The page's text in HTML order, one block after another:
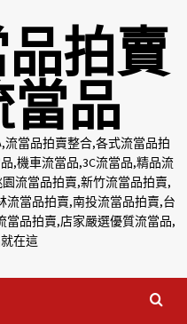
拍賣
品
當品拍賣整合,各式流當品拍
,機車流當品,3C流當品,精品流
流當品拍賣,新竹流當品拍賣,
流當品拍賣,南投流當品拍賣,台
當品拍賣,店家嚴選優質流當品,
在這